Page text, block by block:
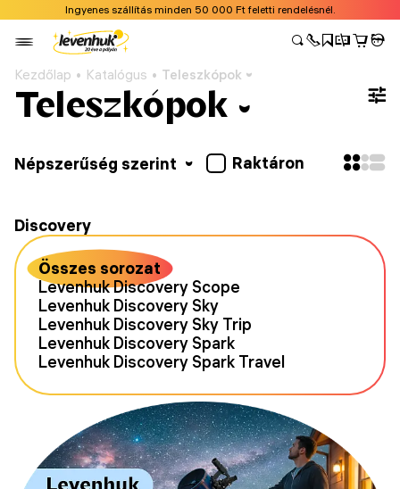
Ingyenes szállítás minden 50 000 Ft feletti rendelésnél.
Kezdőlap Katalógus Teleszkópok
Teleszkópok
Népszerűség szerint Raktáron
Discovery
Összes sorozat
Levenhuk Discovery Scope
Levenhuk Discovery Sky
Levenhuk Discovery Sky Trip
Levenhuk Discovery Spark
Levenhuk Discovery Spark Travel